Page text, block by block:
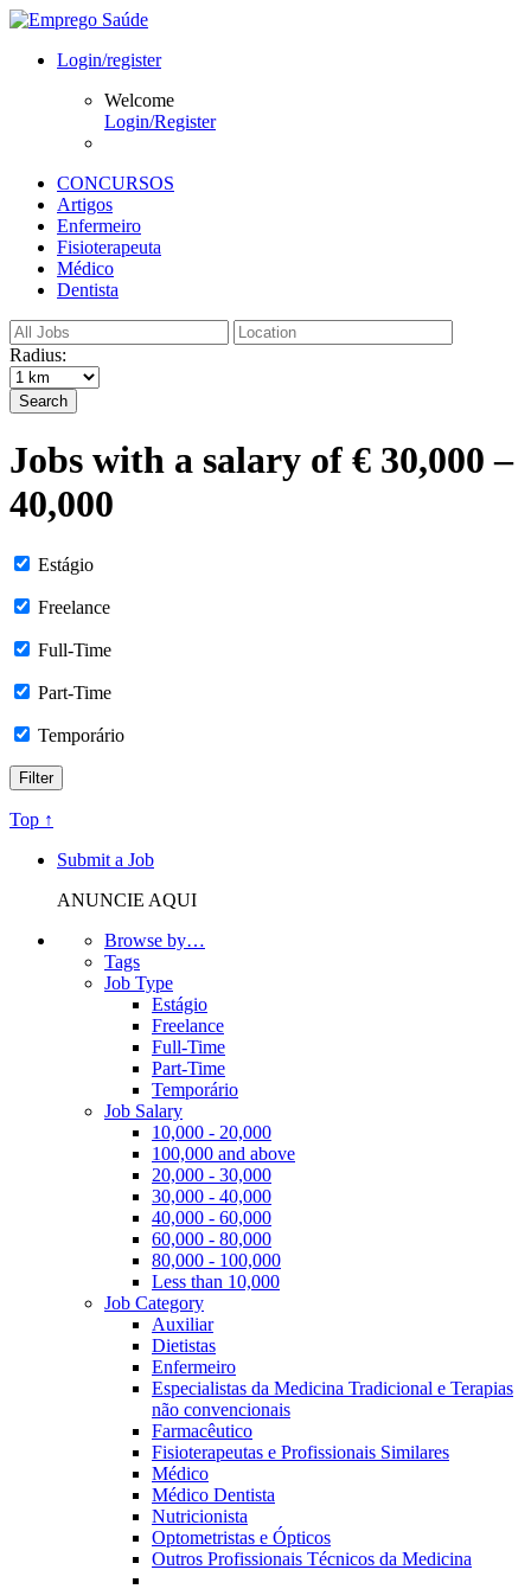
Login/register
Welcome
Login/Register
CONCURSOS
Artigos
Enfermeiro
Fisioterapeuta
Médico
Dentista
Radius:
Search
Jobs with a salary of € 30,000 –
40,000
Estágio
Freelance
Full-Time
Part-Time
Temporário
Top ↑
Submit a Job
ANUNCIE AQUI
Browse by…
Tags
Job Type
Estágio
Freelance
Full-Time
Part-Time
Temporário
Job Salary
10,000 - 20,000
100,000 and above
20,000 - 30,000
30,000 - 40,000
40,000 - 60,000
60,000 - 80,000
80,000 - 100,000
Less than 10,000
Job Category
Auxiliar
Dietistas
Enfermeiro
Especialistas da Medicina Tradicional e Terapias
não convencionais
Farmacêutico
Fisioterapeutas e Profissionais Similares
Médico
Médico Dentista
Nutricionista
Optometristas e Ópticos
Outros Profissionais Técnicos da Medicina